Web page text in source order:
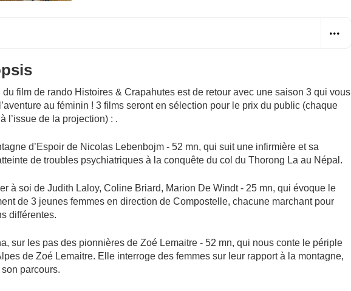
du film de rando Histoires & Crapahutes est de retour avec une saison 3 qui vous
au féminin ! 3 films seront en sélection pour le prix du public (chaque
l’issue de la projection) : .
d’Espoir de Nicolas Lebenbojm - 52 mn, qui suit une infirmière et sa
de troubles psychiatriques à la conquête du col du Thorong La au Népal.
à soi de Judith Laloy, Coline Briard, Marion De Windt - 25 mn, qui évoque le
de 3 jeunes femmes en direction de Compostelle, chacune marchant pour
différentes.
sur les pas des pionnières de Zoé Lemaitre - 52 mn, qui nous conte le périple
de Zoé Lemaitre. Elle interroge des femmes sur leur rapport à la montagne,
son parcours.